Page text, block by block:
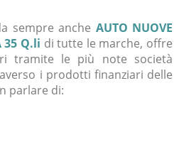
sempre anche AUTO NUOVE
35 Q.li di tutte le marche, offre
tramite le più note società
i prodotti finanziari delle
parlare di: